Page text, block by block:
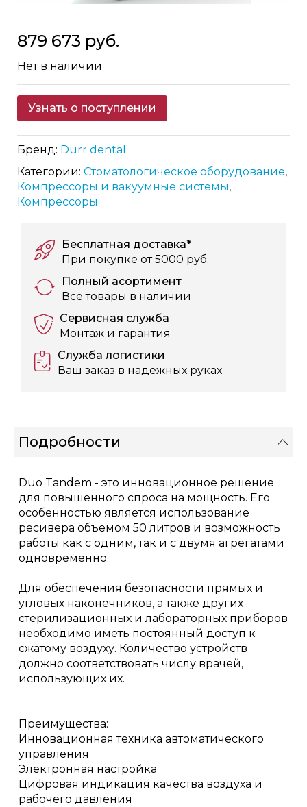
to
beginning
of
the
images
879 673 руб.
Нет в наличии
Узнать о поступлении
Бренд: Durr dental
Категории: Стоматологическое оборудование,
Компрессоры и вакуумные системы,
Компрессоры
Бесплатная доставка*
При покупке от 5000 руб.
Полный асортимент
Все товары в наличии
Сервисная служба
Монтаж и гарантия
Служба логистики
Ваш заказ в надежных руках
Подробности
Duo Tandem - это инновационное решение
для повышенного спроса на мощность. Его
особенностью является использование
ресивера объемом 50 литров и возможность
работы как с одним, так и с двумя агрегатами
одновременно.
Для обеспечения безопасности прямых и
угловых наконечников, а также других
стерилизационных и лабораторных приборов
необходимо иметь постоянный доступ к
сжатому воздуху. Количество устройств
должно соответствовать числу врачей,
использующих их.
Преимущества:
Инновационная техника автоматического
управления
Электронная настройка
Цифровая индикация качества воздуха и
рабочего давления